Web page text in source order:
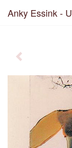
Anky Essink -